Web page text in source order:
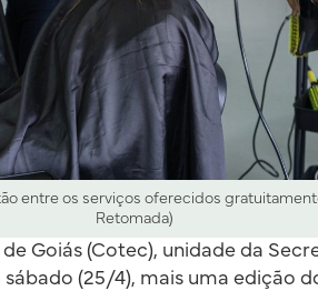
entre os serviços oferecidos
Retomada)
Goiás (Cotec), unidade da
(25/4), mais uma edição